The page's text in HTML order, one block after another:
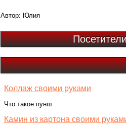
Автор: Юлия
Коллаж своими руками
Что такое пунш
Камин из картона своими